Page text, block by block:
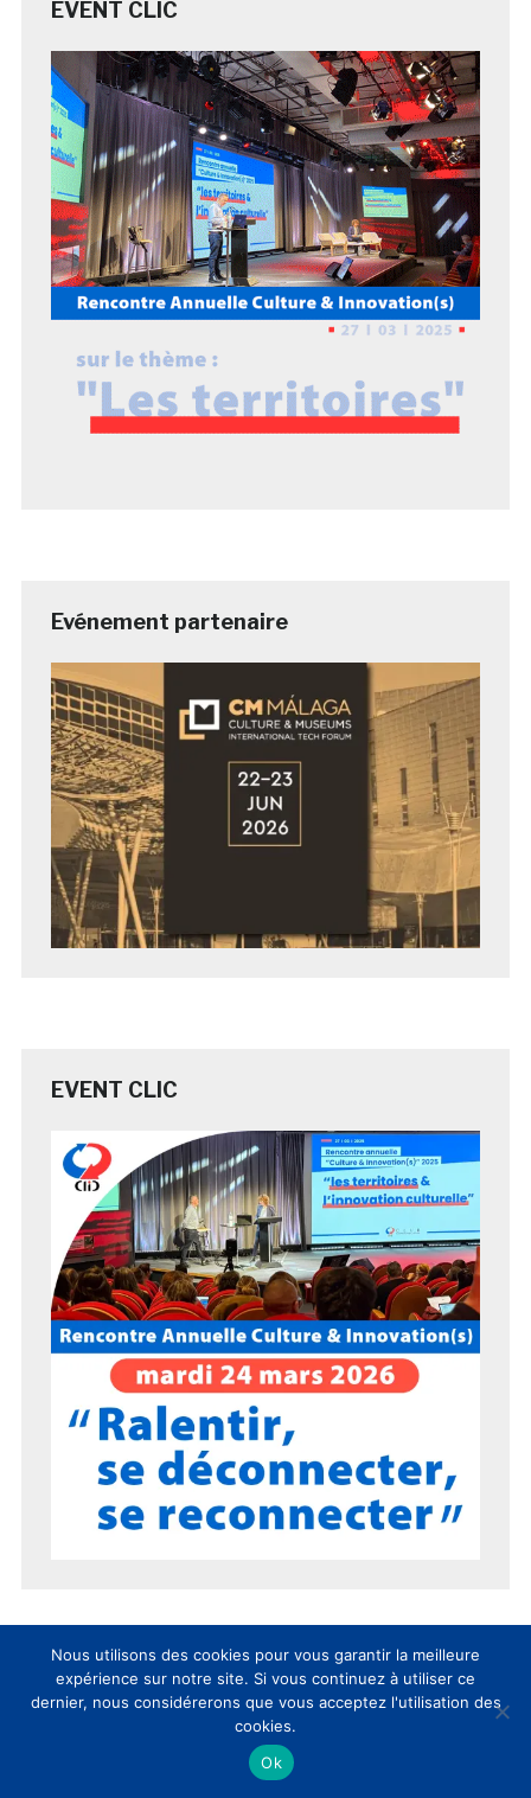
EVENT CLIC
Evénement partenaire
EVENT CLIC
15 ans du CLIC en 15 chiffres !
Nous utilisons des cookies pour vous garantir la meilleure
expérience sur notre site. Si vous continuez à utiliser ce
dernier, nous considérerons que vous acceptez l'utilisation des
cookies.
Ok